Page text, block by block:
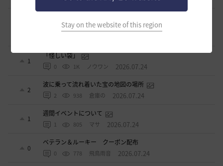
Stay on the website of this region
（2026年ギルド名声アプデリンク追記）
1
「怪しい袋」
0 1K ノウワン 2026.07.24
2
波に乗って流れ着いた宝の地図の場所
2 938 倉庫の 2026.07.24
1
週間イベントについて
1 805 マサ 2026.07.24
0
ベテラン＆ルーキー クーポン配布
0 778 飛鳥雨音 2026.07.24